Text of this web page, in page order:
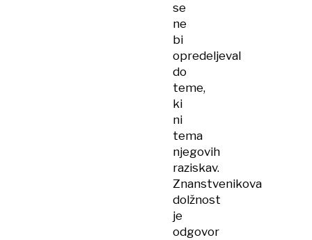
se
ne
bi
opredeljeval
do
teme,
ki
ni
tema
njegovih
raziskav.
Znanstvenikova
dolžnost
je
odgovor